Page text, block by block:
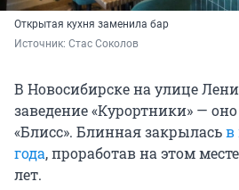
Открытая кухня заменила бар
Источник: Стас Соколов
В Новосибирске на улице
заведение «Курортники» —
«Блисс». Блинная закрыласьв
года, проработав на этом
лет.